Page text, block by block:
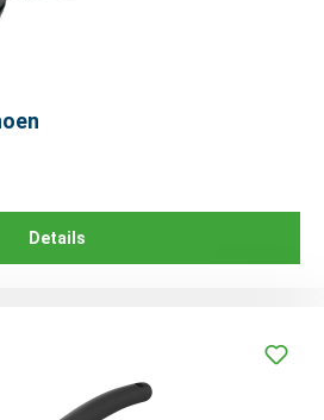
Details